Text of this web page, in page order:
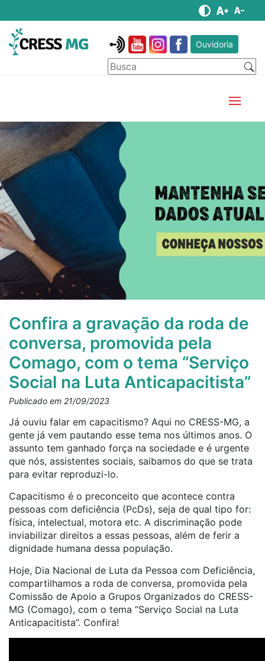
Ouvidoria
Confira a gravação da roda de
conversa, promovida pela
Comago, com o tema “Serviço
Social na Luta Anticapacitista”
Publicado em 21/09/2023
Já ouviu falar em capacitismo? Aqui no CRESS-MG, a
gente já vem pautando esse tema nos últimos anos. O
assunto tem ganhado força na sociedade e é urgente
que nós, assistentes sociais, saibamos do que se trata
para evitar reproduzi-lo.
Capacitismo é o preconceito que acontece contra
pessoas com deficiência (PcDs), seja de qual tipo for:
física, intelectual, motora etc. A discriminação pode
inviabilizar direitos a essas pessoas, além de ferir a
dignidade humana dessa população.
Hoje, Dia Nacional de Luta da Pessoa com Deficiência,
compartilhamos a roda de conversa, promovida pela
Comissão de Apoio a Grupos Organizados do CRESS-
MG (Comago), com o tema “Serviço Social na Luta
Anticapacitista”. Confira!